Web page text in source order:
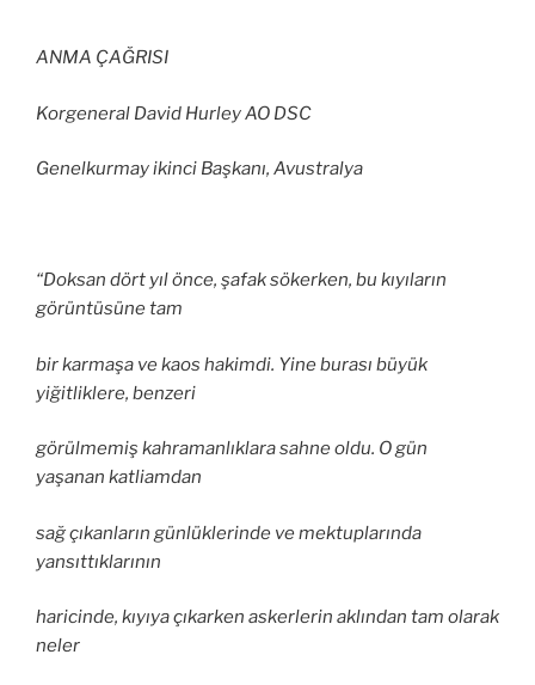
ANMA ÇAĞRISI
Korgeneral David Hurley AO DSC
Genelkurmay ikinci Başkanı, Avustralya
“Doksan dört yıl önce, şafak sökerken, bu kıyıların
görüntüsüne tam
bir karmaşa ve kaos hakimdi. Yine burası büyük
yiğitliklere, benzeri
görülmemiş kahramanlıklara sahne oldu. O gün
yaşanan katliamdan
sağ çıkanların günlüklerinde ve mektuplarında
yansıttıklarının
haricinde, kıyıya çıkarken askerlerin aklından tam olarak
neler